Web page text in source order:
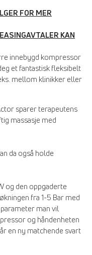
FOR MER
KAN
innebygd kompressor
et fantastisk fleksibelt
mellom klinikker eller
sparer terapeutens
massasje med
da også holde
og den oppgaderte
fra 1-5 Bar med
man vil
og håndenheten
en ny matchende svart